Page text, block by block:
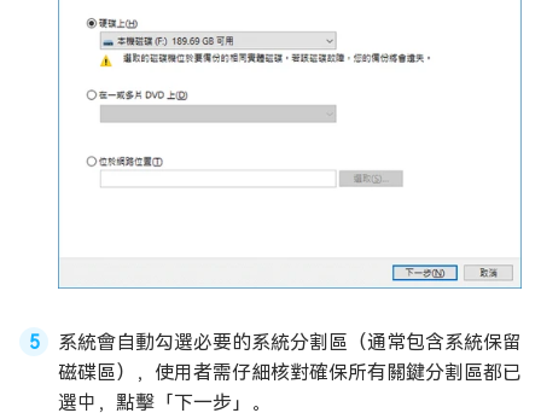
系統會自動勾選必要的系統分割區（通常包含系統保留
磁碟區），使用者需仔細核對確保所有關鍵分割區都已
選中，點擊「下一步」。